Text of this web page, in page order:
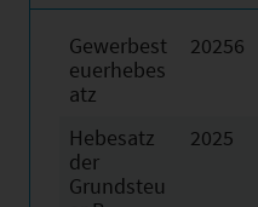
Gewerbest
euerhebes
atz
20256
Hebesatz
der
Grundsteu
2025